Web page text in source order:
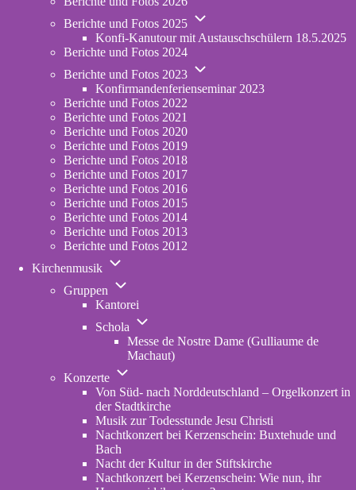
Berichte
Berichte und Fotos 2025
Unternavigation
Berichte
Fotos
2025
Konfi-Kanutour mit Austauschschülern 18.5.2025
Berichte und Fotos 2024
Berichte und Fotos 2023
Unternavigation
Berichte
Konfirmandenferienseminar 2023
Berichte und Fotos 2022
Berichte und Fotos 2021
Berichte und Fotos 2020
Berichte und Fotos 2019
Berichte und Fotos 2018
Berichte und Fotos 2017
Berichte und Fotos 2016
Berichte und Fotos 2015
Berichte und Fotos 2014
Berichte und Fotos 2013
Berichte und Fotos 2012
Kirchenmusik
Unternavigation
Kirchenmusik
Gruppen
Unternavigation
Gruppen
Kantorei
Schola
Unternavigation
Schola
Messe de Nostre Dame (Gulliaume de
Machaut)
Konzerte
Unternavigation
Konzerte
Von Süd- nach Norddeutschland – Orgelkonzert in
der Stadtkirche
Musik zur Todesstunde Jesu Christi
Nachtkonzert bei Kerzenschein: Buxtehude und
Bach
Nacht der Kultur in der Stiftskirche
Nachtkonzert bei Kerzenschein: Wie nun, ihr